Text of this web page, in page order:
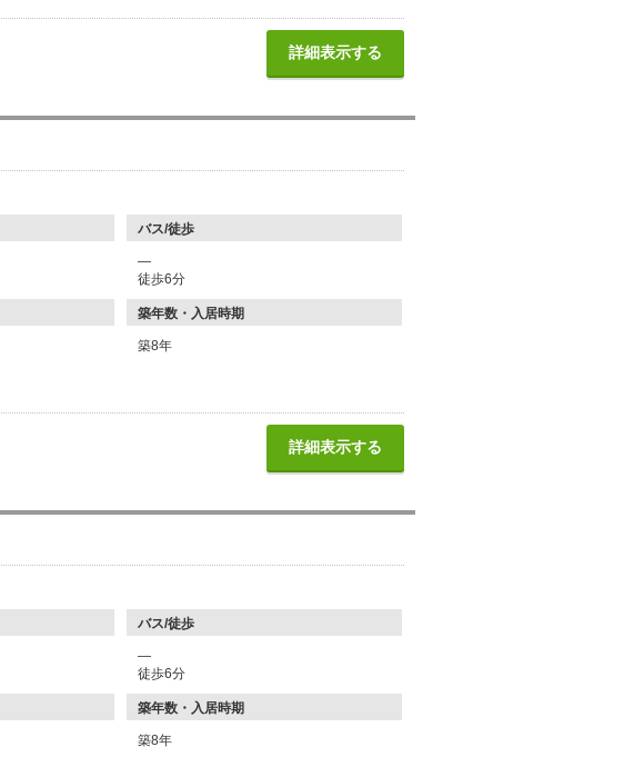
詳細表示する
バス/徒歩
―
徒歩6分
築年数・入居時期
築8年
詳細表示する
バス/徒歩
―
徒歩6分
築年数・入居時期
築8年